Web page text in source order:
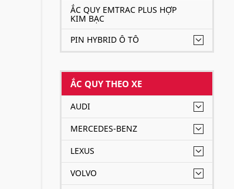
ẮC QUY EMTRAC PLUS HỢP
KIM BẠC
PIN HYBRID Ô TÔ
ẮC QUY THEO XE
AUDI
MERCEDES-BENZ
LEXUS
VOLVO